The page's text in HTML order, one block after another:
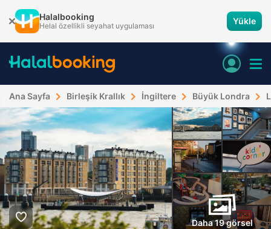
Halalbooking
Helal özellikli seyahat uygulaması Yükle
Ana Sayfa Birleşik Krallık İngiltere Büyük Londra
Daha 19 görsel